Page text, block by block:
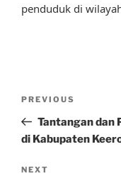
penduduk di
Previous
Post
PREVIOUS
Tantangan dan
di Kabupaten
Next
NEXT